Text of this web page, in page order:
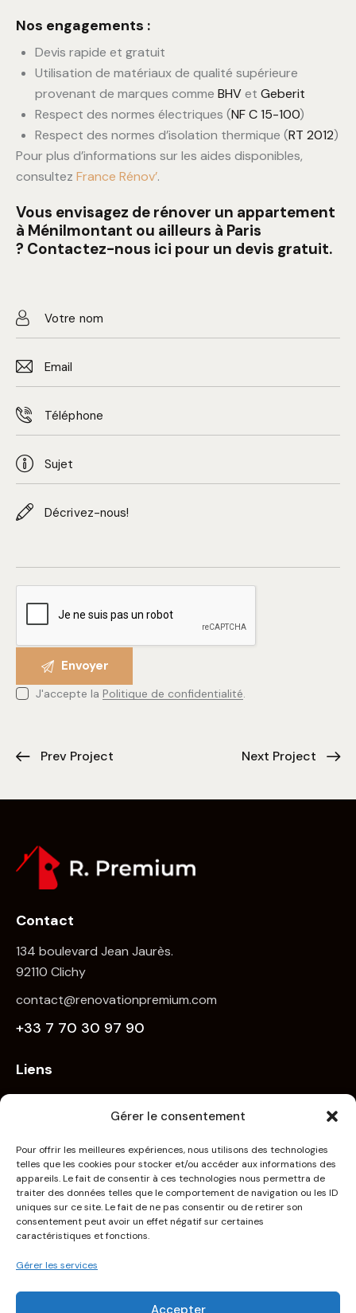
Gérer le consentement
Pour offrir les meilleures expériences, nous utilisons des technologies
telles que les cookies pour stocker et/ou accéder aux informations des
appareils. Le fait de consentir à ces technologies nous permettra de
traiter des données telles que le comportement de navigation ou les ID
uniques sur ce site. Le fait de ne pas consentir ou de retirer son
consentement peut avoir un effet négatif sur certaines
caractéristiques et fonctions.
Gérer les services
Accepter
Nos engagements :
Devis rapide et gratuit
Utilisation de matériaux de qualité supérieure
provenant de marques comme BHVet Geberit
Respect des normes électriques (NF C 15-100)
Respect des normes d’isolation thermique (RT 2012)
Pour plus d’informations sur les aides disponibles,
consultez France Rénov’.
Vous envisagez de rénover un appartement
à Ménilmontant ou ailleurs à Paris
? Contactez-nous ici pour un devis gratuit.
J'accepte la Politique de confidentialité.
Prev Project Next Project
Contact
134 boulevard Jean Jaurès.
92110 Clichy
contact@renovationpremium.com
+33 7 70 30 97 90
Liens
Nos Réalisations
À propos de nous
Contact
Demander un devis